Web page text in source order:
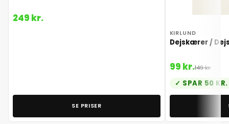
249 kr.
SE PRISER
KIRLUND
Dejskærer /
99 kr.149 kr.
SPAR 50 KR.